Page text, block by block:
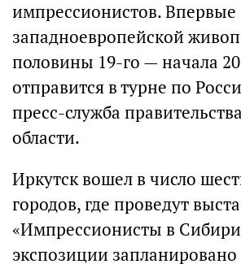
импрессионистов. Впервые
западноевропейской
половины 19-го — начала
отправится в турне по
пресс-служба
области.
Иркутск вошел в число
городов, где проведут
«Импрессионисты в
экспозиции